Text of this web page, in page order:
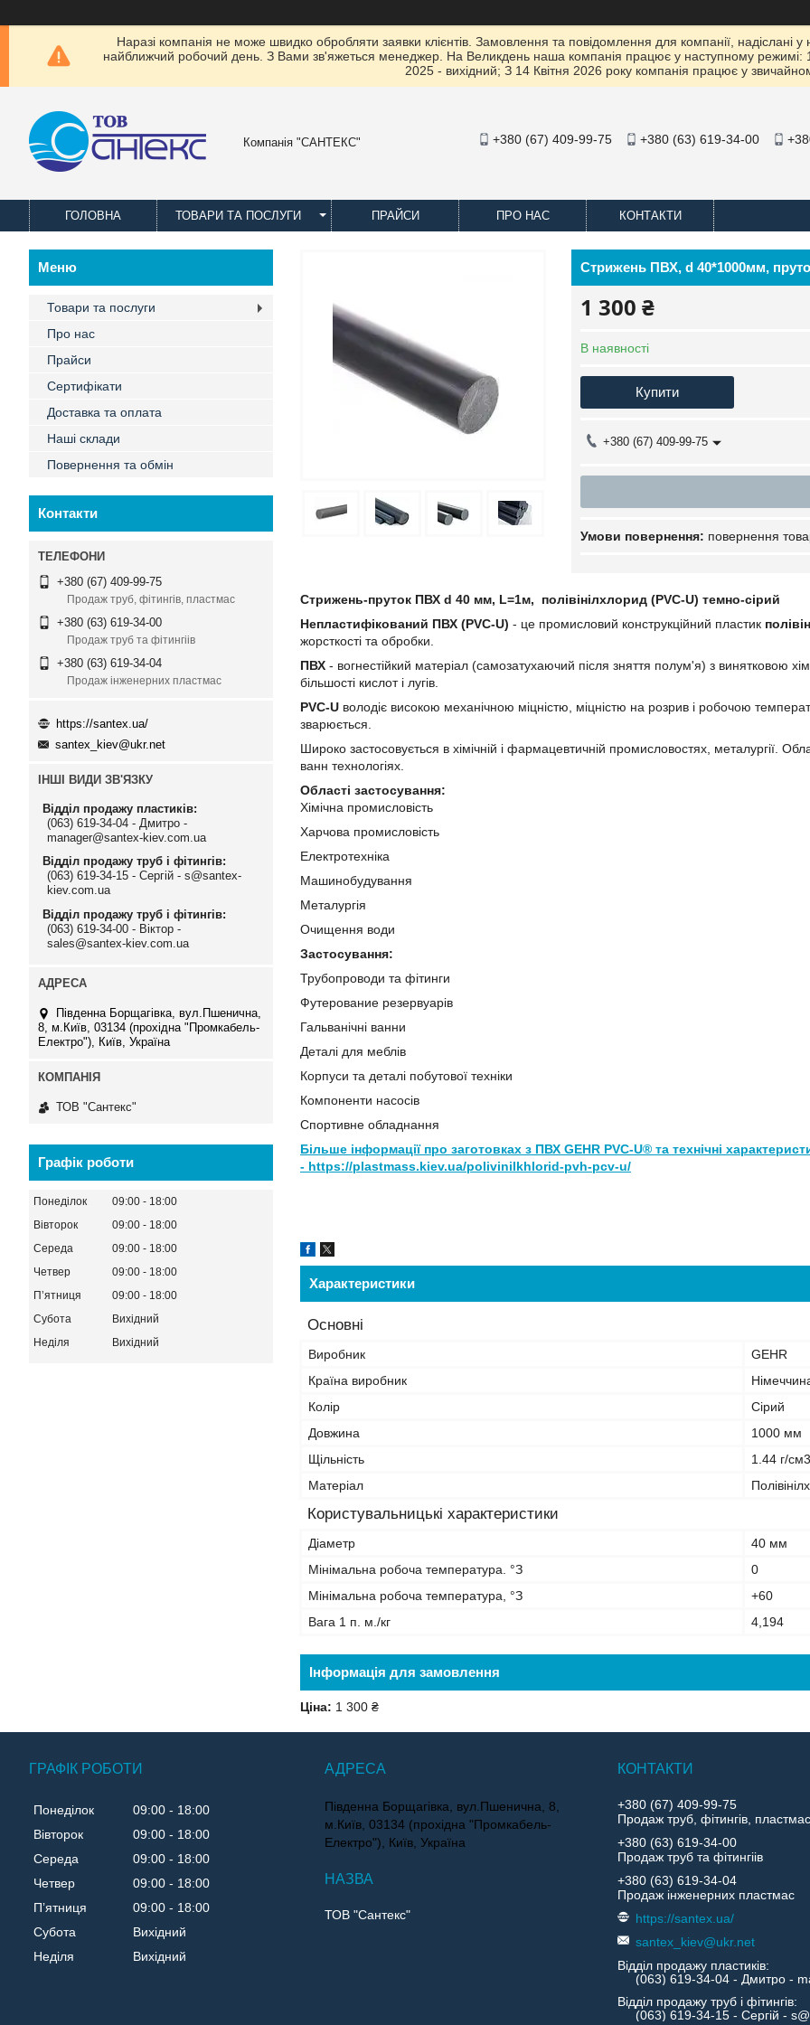
Наразі компанія не може швидко обробляти заявки клієнтів. Замовлення та повідомлення для компанії, надіслані у
найближчий робочий день. З Вами зв'яжеться менеджер. На Великдень наша компанія працює у наступному режимі:
2025 - вихідний; З 14 Квітня 2026 року компанія працює у
Компанія "САНТЕКС" +380 (67) 409-99-75 +380 (63) 619-34-00
ГОЛОВНА ТОВАРИ ТА ПОСЛУГИ ПРАЙСИ ПРО НАС КОНТАКТИ
Стрижень ПВХ, d 40*1000мм,
1 300 ₴
В наявності
Купити
+380 (67) 409-99-75
повернення
Стрижень-пруток ПВХ d 40 мм, L=1м, полівінілхлорид (PVC-U) темно-сірий
Непластифікований ПВХ (PVC-U) - це промисловий конструкційний пластик
жорсткості та обробки.
ПВХ - вогнестійкий матеріал (самозатухаючий після зняття полум'я) з винятковою
більшості кислот і лугів.
PVC-U володіє високою механічною міцністю, міцністю на розрив і робочою
зварюється.
Широко застосовується в хімічній і фармацевтичній промисловостях, металургії.
ванн технологіях.
Області застосування:
Хімічна промисловість
Харчова промисловість
Електротехніка
Машинобудування
Металургія
Очищення води
Застосування:
Трубопроводи та фітинги
Футерование резервуарів
Гальванічні ванни
Деталі для меблів
Корпуси та деталі побутової техніки
Компоненти насосів
Спортивне обладнання
Більше інформації про заготовках з ПВХ GEHR PVC-U® та технічні
- https://plastmass.kiev.ua/polivinilkhlorid-pvh-pcv-u/
Характеристики
Основні
Виробник
GEHR
Країна виробник
Колір
Сірий
Довжина
1000 мм
Щільність
1.44 г/см3
Матеріал
Користувальницькі характеристики
Діаметр
40 мм
Мінімальна робоча температура. °З
0
Мінімальна робоча температура, °З
+60
Вага 1 п. м./кг
4,194
Інформація для замовлення
Ціна: 1 300 ₴
Товари та послуги
Про нас
Прайси
Сертифікати
Доставка та оплата
Наші склади
Повернення та обмін
Контакти
+380 (67) 409-99-75
Продаж труб, фітингів, пластмас
+380 (63) 619-34-00
Продаж труб та фітингіів
+380 (63) 619-34-04
Продаж інженерних пластмас
https://santex.ua/
santex_kiev@ukr.net
ІНШІ ВИДИ ЗВ'ЯЗКУ
Відділ продажу пластиків
(063) 619-34-04 - Дмитро -
manager@santex-kiev.com.ua
Відділ продажу труб і фітингів
(063) 619-34-15 - Сергій - s@santex-
kiev.com.ua
Відділ продажу труб і фітингів
(063) 619-34-00 - Віктор -
sales@santex-kiev.com.ua
Південна Борщагівка, вул.Пшенична,
8, м.Київ, 03134 (прохідна "Промкабель-
Електро"), Київ, Україна
ТОВ "Сантекс"
Графік роботи
Понеділок 09:00
18:00
Вівторок
09:00
18:00
Середа
09:00
18:00
Четвер
09:00
18:00
Пʼятниця
09:00
18:00
Субота
Вихідний
Неділя
Вихідний
ГРАФІК РОБОТИ
Понеділок 09:00
18:00
Вівторок
09:00
18:00
Середа
09:00
18:00
Четвер
09:00
18:00
Пʼятниця
09:00
18:00
Субота
Вихідний
Неділя
Вихідний
Південна Борщагівка, вул.Пшенична, 8,
м.Київ, 03134 (прохідна "Промкабель-
Електро"), Київ, Україна
ТОВ "Сантекс"
+380 (67) 409-99-75
Продаж труб, фітингів, пластмас
+380 (63) 619-34-00
Продаж труб та фітингіів
+380 (63) 619-34-04
Продаж інженерних пластмас
https://santex.ua/
santex_kiev@ukr.net
Відділ продажу пластиків
Відділ продажу труб і фітингів